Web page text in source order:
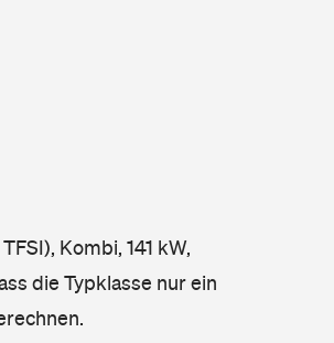
Kombi, 141 kW,
die Typklasse nur ein